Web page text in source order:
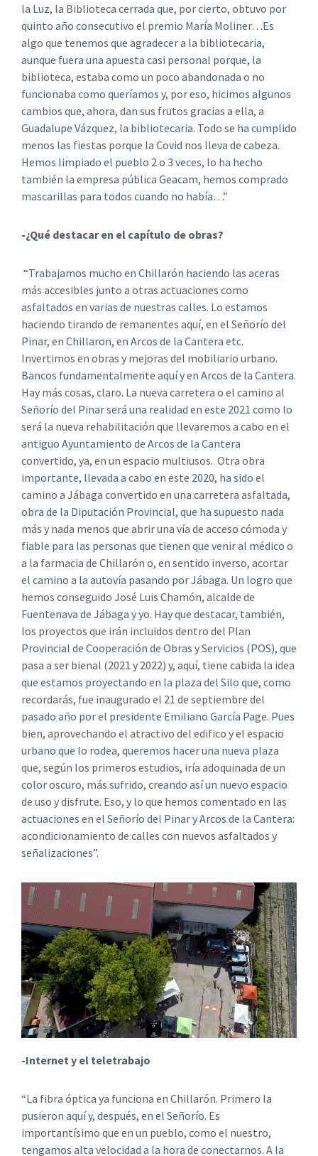
la Luz, la Biblioteca cerrada que, por cierto, obtuvo por
quinto año consecutivo el premio María Moliner…Es
algo que tenemos que agradecer a la bibliotecaria,
aunque fuera una apuesta casi personal porque, la
biblioteca, estaba como un poco abandonada o no
funcionaba como queríamos y, por eso, hicimos algunos
cambios que, ahora, dan sus frutos gracias a ella, a
Guadalupe Vázquez, la bibliotecaria. Todo se ha cumplido
menos las fiestas porque la Covid nos lleva de cabeza.
Hemos limpiado el pueblo 2 o 3 veces, lo ha hecho
también la empresa pública Geacam, hemos comprado
mascarillas para todos cuando no había…”
-¿Qué destacar en el capítulo de obras?
“Trabajamos mucho en Chillarón haciendo las aceras
más accesibles junto a otras actuaciones como
asfaltados en varias de nuestras calles. Lo estamos
haciendo tirando de remanentes aquí, en el Señorío del
Pinar, en Chillaron, en Arcos de la Cantera etc.
Invertimos en obras y mejoras del mobiliario urbano.
Bancos fundamentalmente aquí y en Arcos de la Cantera.
Hay más cosas, claro. La nueva carretera o el camino al
Señorío del Pinar será una realidad en este 2021 como lo
será la nueva rehabilitación que llevaremos a cabo en el
antiguo Ayuntamiento de Arcos de la Cantera
convertido, ya, en un espacio multiusos. Otra obra
importante, llevada a cabo en este 2020, ha sido el
camino a Jábaga convertido en una carretera asfaltada,
obra de la Diputación Provincial, que ha supuesto nada
más y nada menos que abrir una vía de acceso cómoda y
fiable para las personas que tienen que venir al médico o
a la farmacia de Chillarón o, en sentido inverso, acortar
el camino a la autovía pasando por Jábaga. Un logro que
hemos conseguido José Luis Chamón, alcalde de
Fuentenava de Jábaga y yo. Hay que destacar, también,
los proyectos que irán incluidos dentro del Plan
Provincial de Cooperación de Obras y Servicios (POS), que
pasa a ser bienal (2021 y 2022) y, aquí, tiene cabida la idea
que estamos proyectando en la plaza del Silo que, como
recordarás, fue inaugurado el 21 de septiembre del
pasado año por el presidente Emiliano García Page. Pues
bien, aprovechando el atractivo del edifico y el espacio
urbano que lo rodea, queremos hacer una nueva plaza
que, según los primeros estudios, iría adoquinada de un
color oscuro, más sufrido, creando así un nuevo espacio
de uso y disfrute. Eso, y lo que hemos comentado en las
actuaciones en el Señorío del Pinar y Arcos de la Cantera:
acondicionamiento de calles con nuevos asfaltados y
señalizaciones”.
-Internet y el teletrabajo
“La fibra óptica ya funciona en Chillarón. Primero la
pusieron aquí y, después, en el Señorío. Es
importantísimo que en un pueblo, como el nuestro,
tengamos alta velocidad a la hora de conectarnos. A la